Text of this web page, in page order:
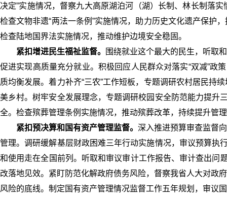
决定”实施情况，督察九大高原湖泊河（湖）长制、林长制落
检查文物非遗“两法一条例”实施情况，助力历史文化遗产保护
检查陆地国界法实施情况，推动维护边境安全稳固。
紧扣增进民生福祉监督。
围绕就业这个最大的民生，听取
促进实现高质量充分就业。积极回应人民群众对落实“双减”政
质均衡发展。着力补齐“三农”工作短板，专题调研农村居民持
美乡村。树牢安全发展理念，专题调研校园安全防范能力提升
全。检查殡葬管理条例实施情况，推动殡葬改革，持续提升管
紧扣预决算和国有资产管理监督。 深入推进预算审查监督
管理。调研缓解基层财政困难三年行动实施情况，审议预算执
和使用走在全国前列。听取和审议审计工作报告、审计查出问
改落地见效。紧盯防范化解政府债务风险，督察我省人大对政
风险的底线。制定国有资产管理情况监督工作五年规划，审议